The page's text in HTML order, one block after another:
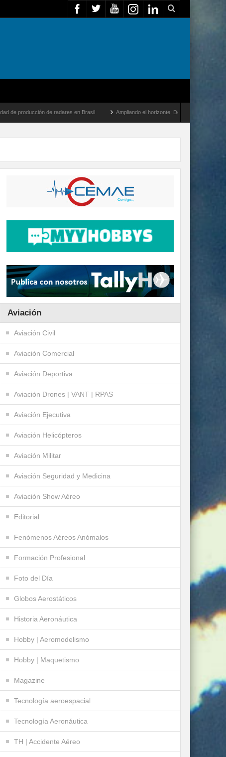
de radares en Brasil Ampliando el horizonte: Dentro del vuelo de desarrollo más
Aviación
Aviación Civil
Aviación Comercial
Aviación Deportiva
Aviación Drones | VANT | RPAS
Aviación Ejecutiva
Aviación Helicópteros
Aviación Militar
Aviación Seguridad y Medicina
Aviación Show Aéreo
Editorial
Fenómenos Aéreos Anómalos
Formación Profesional
Foto del Día
Globos Aerostáticos
Historia Aeronáutica
Hobby | Aeromodelismo
Hobby | Maquetismo
Magazine
Tecnología aeroespacial
Tecnología Aeronáutica
TH | Accidente Aéreo